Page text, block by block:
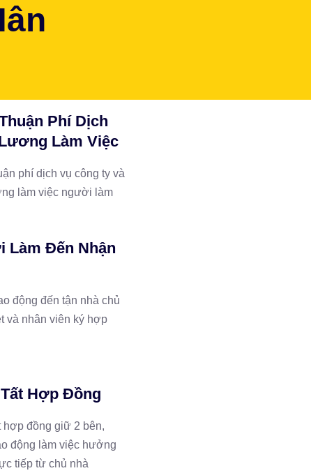
Phí Dịch
Làm Việc
phí dịch vụ công ty và
làm việc người làm
Làm Đến Nhận
động đến tận nhà chủ
và nhân viên ký hợp
Hợp Đồng
hợp đồng giữ 2 bên,
động làm việc hưởng
tiếp từ chủ nhà